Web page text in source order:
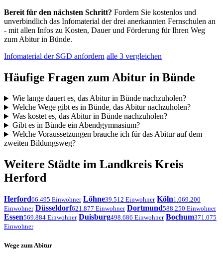
Bereit für den nächsten Schritt? Fordern Sie kostenlos und
unverbindlich das Infomaterial der drei anerkannten Fernschulen an
- mit allen Infos zu Kosten, Dauer und Förderung für Ihren Weg
zum Abitur in Bünde.
Infomaterial der SGD anfordern alle 3 vergleichen
Häufige Fragen zum Abitur in Bünde
Wie lange dauert es, das Abitur in Bünde nachzuholen?
Welche Wege gibt es in Bünde, das Abitur nachzuholen?
Was kostet es, das Abitur in Bünde nachzuholen?
Gibt es in Bünde ein Abendgymnasium?
Welche Voraussetzungen brauche ich für das Abitur auf dem
zweiten Bildungsweg?
Weitere Städte im Landkreis Kreis
Herford
Herford66.495 Einwohner Löhne39.512 Einwohner Köln1.069.200
Einwohner Düsseldorf621.877 Einwohner Dortmund588.250 Einwohner
Essen569.884 Einwohner Duisburg498.686 Einwohner Bochum371.075
Einwohner
Wege zum Abitur